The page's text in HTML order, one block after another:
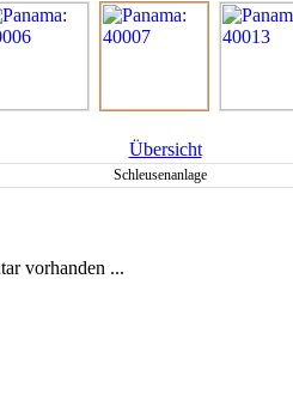
Übersicht
Schleusenanlage
vorhanden ...